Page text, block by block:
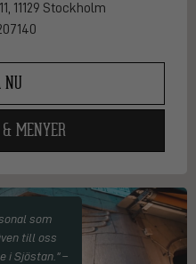
11129 Stockholm
NU
MENYER
som
till oss
i Sjöstan." –